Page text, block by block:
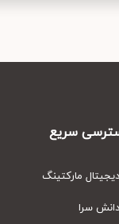
سریع
مارکتینگ
سرا